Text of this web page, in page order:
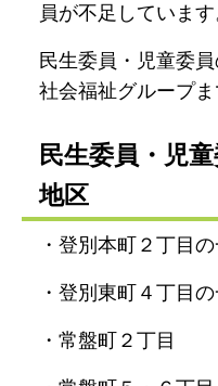
員が不足しています
民生委員・児童委
社会福祉グループま
民生委員・児
地区
・登別本町２丁目
・登別東町４丁目
・常盤町２丁目